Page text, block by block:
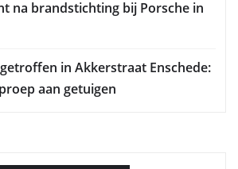
na brandstichting bij Porsche in
in Akkerstraat Enschede:
aan getuigen